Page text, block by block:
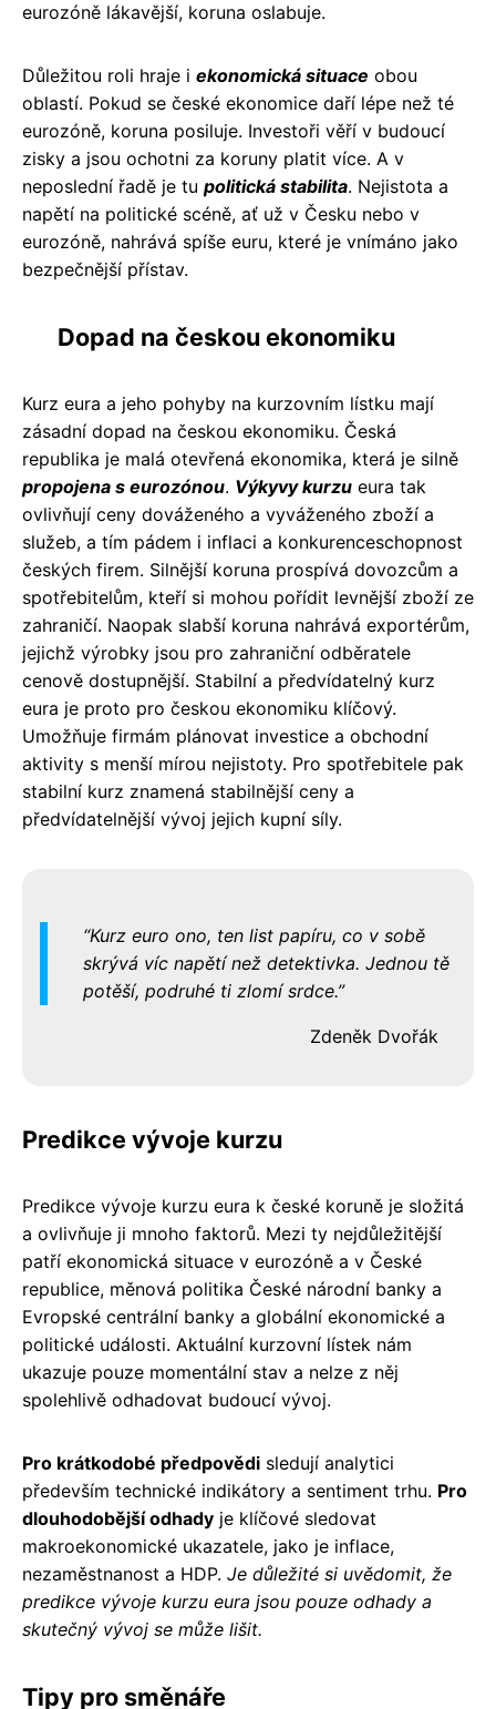
eurozóně lákavější, koruna oslabuje.
Důležitou roli hraje i ekonomická situace obou
oblastí. Pokud se české ekonomice daří lépe než té
eurozóně, koruna posiluje. Investoři věří v budoucí
zisky a jsou ochotni za koruny platit více. A v
neposlední řadě je tu politická stabilita. Nejistota a
napětí na politické scéně, ať už v Česku nebo v
eurozóně, nahrává spíše euru, které je vnímáno jako
bezpečnější přístav.
Dopad na českou ekonomiku
Kurz eura a jeho pohyby na kurzovním lístku mají
zásadní dopad na českou ekonomiku. Česká
republika je malá otevřená ekonomika, která je silně
propojena s eurozónou. Výkyvy kurzu eura tak
ovlivňují ceny dováženého a vyváženého zboží a
služeb, a tím pádem i inflaci a konkurenceschopnost
českých firem. Silnější koruna prospívá dovozcům a
spotřebitelům, kteří si mohou pořídit levnější zboží ze
zahraničí. Naopak slabší koruna nahrává exportérům,
jejichž výrobky jsou pro zahraniční odběratele
cenově dostupnější. Stabilní a předvídatelný kurz
eura je proto pro českou ekonomiku klíčový.
Umožňuje firmám plánovat investice a obchodní
aktivity s menší mírou nejistoty. Pro spotřebitele pak
stabilní kurz znamená stabilnější ceny a
předvídatelnější vývoj jejich kupní síly.
Kurz euro ono, ten list papíru, co v sobě
skrývá víc napětí než detektivka. Jednou tě
potěší, podruhé ti zlomí srdce.
Zdeněk Dvořák
Predikce vývoje kurzu
Predikce vývoje kurzu eura k české koruně je složitá
a ovlivňuje ji mnoho faktorů. Mezi ty nejdůležitější
patří ekonomická situace v eurozóně a v České
republice, měnová politika České národní banky a
Evropské centrální banky a globální ekonomické a
politické události. Aktuální kurzovní lístek nám
ukazuje pouze momentální stav a nelze z něj
spolehlivě odhadovat budoucí vývoj.
Pro krátkodobé předpovědi sledují analytici
především technické indikátory a sentiment trhu. Pro
dlouhodobější odhady je klíčové sledovat
makroekonomické ukazatele, jako je inflace,
nezaměstnanost a HDP. Je důležité si uvědomit, že
predikce vývoje kurzu eura jsou pouze odhady a
skutečný vývoj se může lišit.
Tipy pro směnáře